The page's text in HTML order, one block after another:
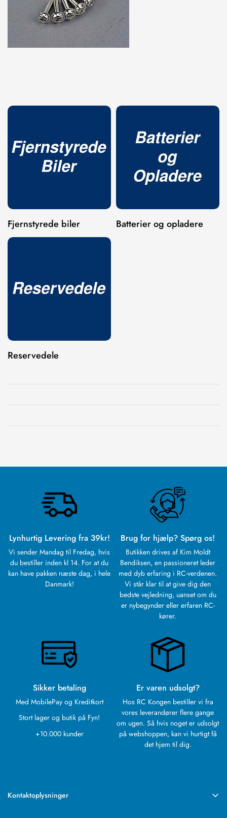
Fjernstyrede biler Batterier og opladere
Reservedele
Lynhurtig Levering fra 39kr!
Vi sender Mandag til Fredag, hvis
du bestiller inden kl 14. For at du
kan have pakken næste dag, i hele
Danmark!
Brug for hjælp? Spørg os!
Butikken drives af Kim Moldt
Bendiksen, en passioneret leder
med dyb erfaring i RC-verdenen.
Vi står klar til at give dig den
bedste vejledning, uanset om du
er nybegynder eller erfaren RC-
kører.
Sikker betaling
Med MobilePay og Kreditkort
Stort lager og butik på Fyn!
+10.000 kunder
Er varen udsolgt?
Hos RC Kongen bestiller vi fra
vores leverandører flere gange
om ugen. Så hvis noget er udsolgt
på webshoppen, kan vi hurtigt få
det hjem til dig.
Kontaktoplysninger
Confirm your age
Are you 18 years old or older?
NO, I'M NOT YES, I AM